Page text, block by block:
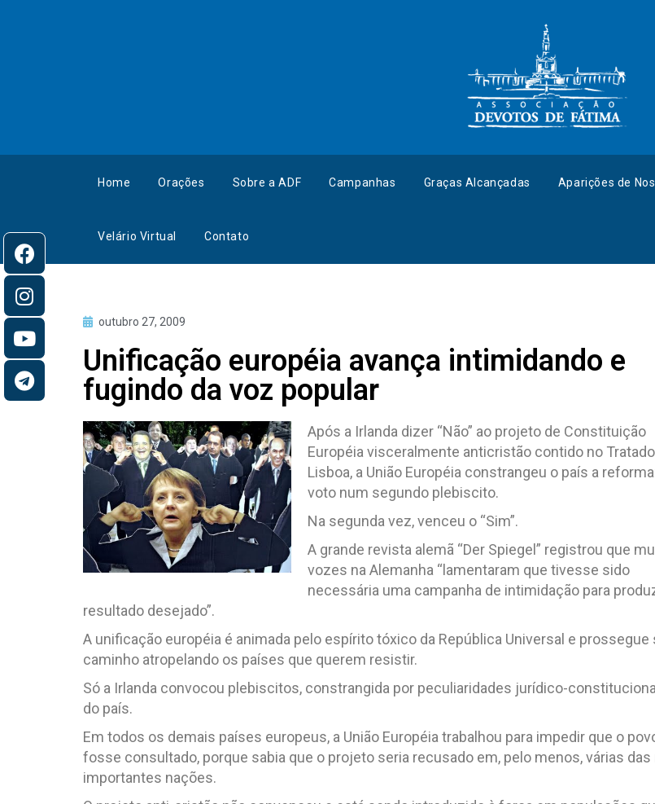
Home Orações Sobre a ADF Campanhas Graças Alcançadas Aparições de
Velário Virtual Contato
outubro 27, 2009
Unificação européia avança intimidando e
fugindo da voz popular
Após a Irlanda dizer “Não” ao projeto de Constituição
Européia visceralmente anticristão contido no
Lisboa, a União Européia constrangeu o país a
voto num segundo plebiscito.
Na segunda vez, venceu o “Sim”.
A grande revista alemã “Der Spiegel” registrou que
vozes na Alemanha “lamentaram que tivesse sido
necessária uma campanha de intimidação para
resultado desejado”.
A unificação européia é animada pelo espírito tóxico da República Universal e prossegue
caminho atropelando os países que querem resistir.
Só a Irlanda convocou plebiscitos, constrangida por peculiaridades jurídico-
do país.
Em todos os demais países europeus, a União Européia trabalhou para impedir que o
fosse consultado, porque sabia que o projeto seria recusado em, pelo menos, várias das
importantes nações.